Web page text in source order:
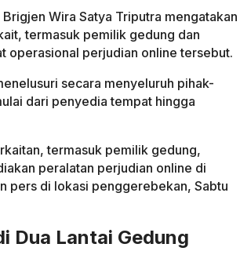
Wira Satya Triputra mengatakan
termasuk pemilik gedung dan
operasional perjudian online tersebut.
secara menyeluruh pihak-
dari penyedia tempat hingga
termasuk pemilik gedung,
peralatan perjudian online di
pers di lokasi penggerebekan, Sabtu
Dua Lantai Gedung